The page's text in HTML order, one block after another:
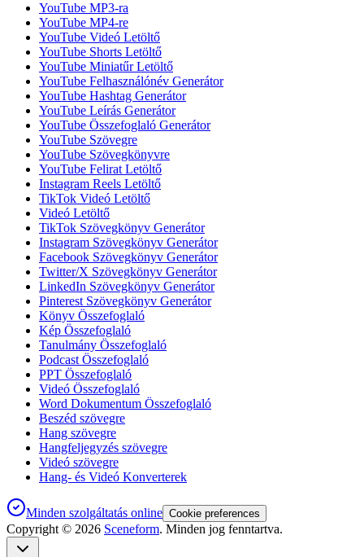
YouTube MP3-ra
YouTube MP4-re
YouTube Videó Letöltő
YouTube Shorts Letöltő
YouTube Miniatűr Letöltő
YouTube Felhasználónév Generátor
YouTube Hashtag Generátor
YouTube Leírás Generátor
YouTube Összefoglaló Generátor
YouTube Szövegre
YouTube Szövegkönyvre
YouTube Felirat Letöltő
Instagram Reels Letöltő
TikTok Videó Letöltő
Videó Letöltő
TikTok Szövegkönyv Generátor
Instagram Szövegkönyv Generátor
Facebook Szövegkönyv Generátor
Twitter/X Szövegkönyv Generátor
LinkedIn Szövegkönyv Generátor
Pinterest Szövegkönyv Generátor
Könyv Összefoglaló
Kép Összefoglaló
Tanulmány Összefoglaló
Podcast Összefoglaló
PPT Összefoglaló
Videó Összefoglaló
Word Dokumentum Összefoglaló
Beszéd szövegre
Hang szövegre
Hangfeljegyzés szövegre
Videó szövegre
Hang- és Videó Konverterek
Minden szolgáltatás online Cookie preferences
Copyright © 2026 Sceneform. Minden jog fenntartva.